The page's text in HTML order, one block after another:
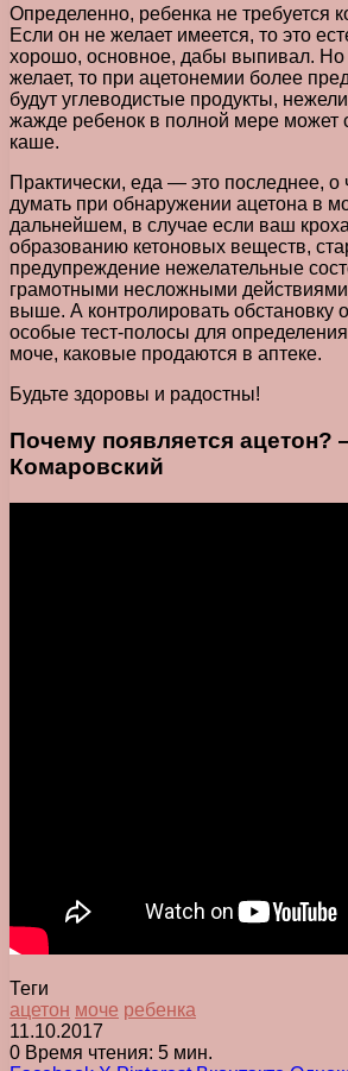
Определенно, ребенка не требуется
Если он не желает имеется, то это
хорошо, основное, дабы выпивал. Но
желает, то при ацетонемии более
будут углеводистые продукты,
жажде ребенок в полной мере может
каше.
Практически, еда — это последнее, о
думать при обнаружении ацетона в
дальнейшем, в случае если ваш
образованию кетоновых веществ,
предупреждение нежелательные
грамотными несложными
выше. А контролировать обстановку
особые тест-полосы для
моче, каковые продаются в аптеке.
Будьте здоровы и радостны!
Почему появляется ацетон?
Комаровский
Теги
ацетон моче ребенка
11.10.2017
0 Время чтения: 5 мин.